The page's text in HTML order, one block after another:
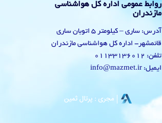
روابط عمومی اداره کل هواشناسی
مازندران
آدرس: ساری – کیلومتر 5 اتوبان ساری
قائمشهر- اداره کل هواشناسی مازندران
تلفن: 01133136012
ایمیل: info@mazmet.ir